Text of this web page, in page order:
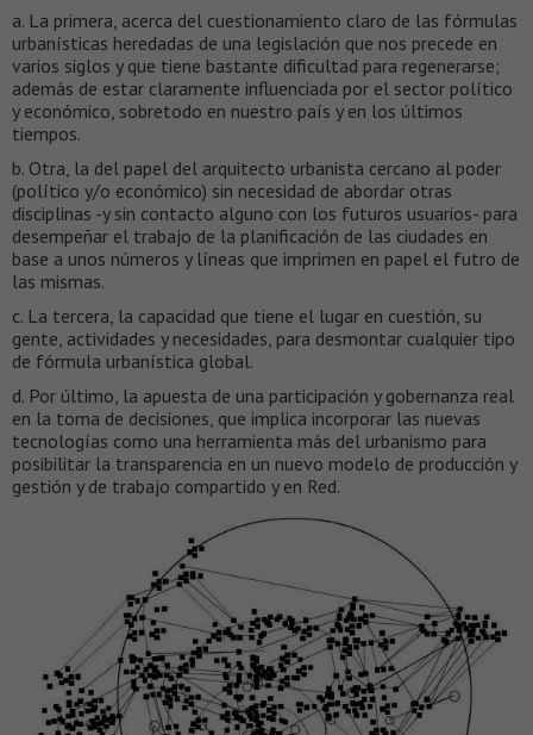
a. La primera, acerca del cuestionamiento claro de las fórmulas
urbanísticas heredadas de una legislación que nos precede en
varios siglos y que tiene bastante dificultad para regenerarse;
además de estar claramente influenciada por el sector político
y económico, sobretodo en nuestro país y en los últimos
tiempos.
b. Otra, la del papel del arquitecto urbanista cercano al poder
(político y/o económico) sin necesidad de abordar otras
disciplinas -y sin contacto alguno con los futuros usuarios- para
desempeñar el trabajo de la planificación de las ciudades en
base a unos números y líneas que imprimen en papel el futro de
las mismas.
c. La tercera, la capacidad que tiene el lugar en cuestión, su
gente, actividades y necesidades, para desmontar cualquier tipo
de fórmula urbanística global.
d. Por último, la apuesta de una participación y gobernanza real
en la toma de decisiones, que implica incorporar las nuevas
tecnologías como una herramienta más del urbanismo para
posibilitar la transparencia en un nuevo modelo de producción y
gestión y de trabajo compartido y en Red.